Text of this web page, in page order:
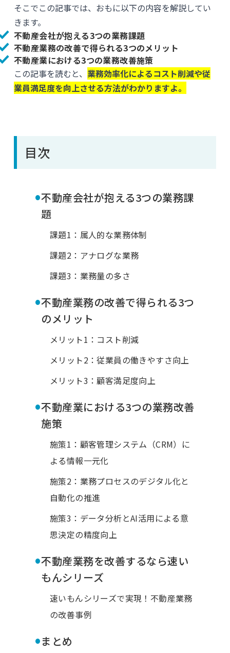
そこでこの記事では、おもに以下の内容を解説してい
きます。
不動産会社が抱える3つの業務課題
不動産業務の改善で得られる3つのメリット
不動産業における3つの業務改善施策
この記事を読むと、 業務効率化によるコスト削減や従
業員満足度を向上させる方法がわかりますよ。
目次
•不動産会社が抱える3つの業務課
題
課題1：属人的な業務体制
課題2：アナログな業務
課題3：業務量の多さ
•不動産業務の改善で得られる3つ
のメリット
メリット1：コスト削減
メリット2：従業員の働きやすさ向上
メリット3：顧客満足度向上
•不動産業における3つの業務改善
施策
施策1：顧客管理システム（CRM）に
よる情報一元化
施策2：業務プロセスのデジタル化と
自動化の推進
施策3：データ分析とAI活用による意
思決定の精度向上
•不動産業務を改善するなら速い
もんシリーズ
速いもんシリーズで実現！不動産業務
の改善事例
•まとめ